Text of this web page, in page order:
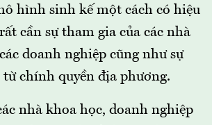
hình sinh kế một cách có hiệu
cần sự tham gia của các nhà
doanh nghiệp cũng như sự
chính quyền địa phương.
nhà khoa học, doanh nghiệp